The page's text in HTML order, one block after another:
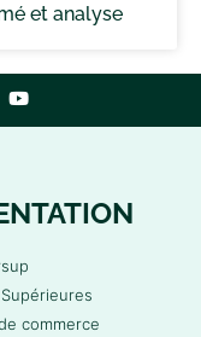
et analyse
commerce